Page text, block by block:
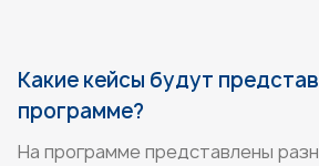
Какие кейсы будут
программе?
На программе представлены